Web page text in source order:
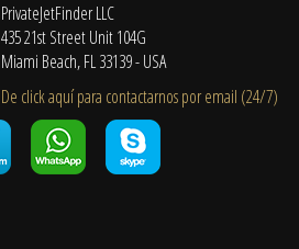
PrivateJetFinder LLC
435 21st Street Unit 104G
Miami Beach, FL 33139 - USA
De click aquí para contactarnos por email ​(24/7)